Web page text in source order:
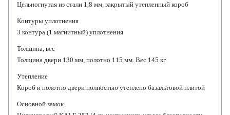
Цельногнутая из стали 1,8 мм, закрытый утепленный короб
Контуры уплотнения
3 контура (1 магнитный) уплотнения
Толщина, вес
Толщина двери 130 мм, полотно 115 мм. Вес 145 кг
Утепление
Короб и полотно двери полностью утеплено базальтовой плитой
Основной замок